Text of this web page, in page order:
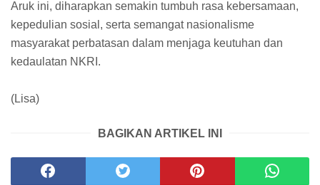
Aruk ini, diharapkan semakin tumbuh rasa kebersamaan,
kepedulian sosial, serta semangat nasionalisme
masyarakat perbatasan dalam menjaga keutuhan dan
kedaulatan NKRI.
(Lisa)
BAGIKAN ARTIKEL INI